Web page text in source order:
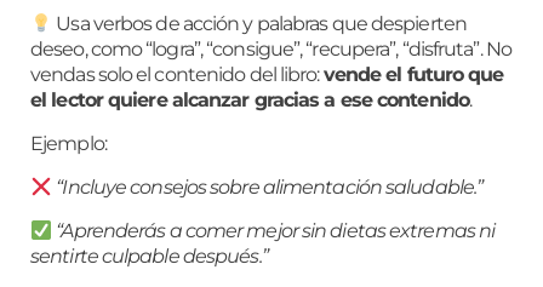
Usa verbos de acción y palabras que despierten
deseo, como “logra”, “consigue”, “recupera”, “disfruta”. No
vendas solo el contenido del libro:vende el futuro que
el lector quiere alcanzar gracias a ese contenido.
Ejemplo:
“Incluye consejos sobre alimentación saludable.”
“Aprenderás a comer mejor sin dietas extremas ni
sentirte culpable después.”